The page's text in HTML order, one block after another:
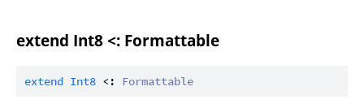
extend Int8 <: Formattable
extend Int8 <: Formattable